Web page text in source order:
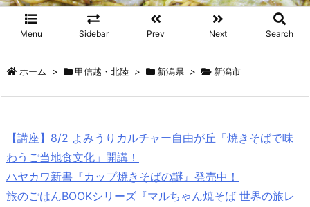
Menu Sidebar Prev Next Search
ホーム > 甲信越・北陸 > 新潟県 > 新潟市
【講座】8/2 よみうりカルチャー自由が丘「焼きそばで味
わうご当地食文化」開講！
ハヤカワ新書『カップ焼きそばの謎』発売中！
旅のごはんBOOKシリーズ『マルちゃん焼そば 世界の旅レ